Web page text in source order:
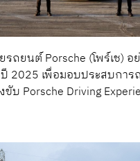
รถยนต์ Porsche (โพร์เช)
2025 เพื่อมอบประสบกา
Porsche Driving